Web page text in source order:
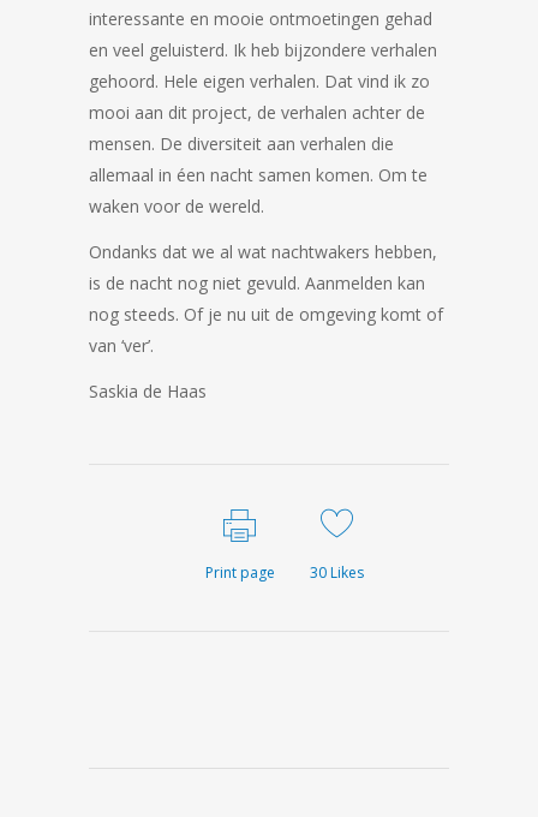
interessante en mooie ontmoetingen gehad
en veel geluisterd. Ik heb bijzondere verhalen
gehoord. Hele eigen verhalen. Dat vind ik zo
mooi aan dit project, de verhalen achter de
mensen. De diversiteit aan verhalen die
allemaal in éen nacht samen komen. Om te
waken voor de wereld.
Ondanks dat we al wat nachtwakers hebben,
is de nacht nog niet gevuld. Aanmelden kan
nog steeds. Of je nu uit de omgeving komt of
van ‘ver’.
Saskia de Haas
Print page 30Likes